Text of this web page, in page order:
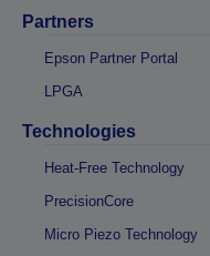
Partners
Epson Partner Portal
LPGA
Technologies
Heat-Free Technology
PrecisionCore
Micro Piezo Technology